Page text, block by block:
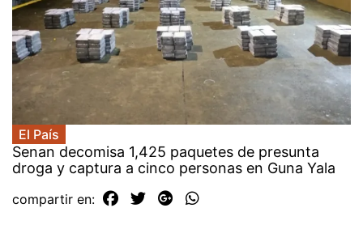
El País
Senan decomisa 1,425 paquetes de presunta
droga y captura a cinco personas en Guna Yala
compartir en: